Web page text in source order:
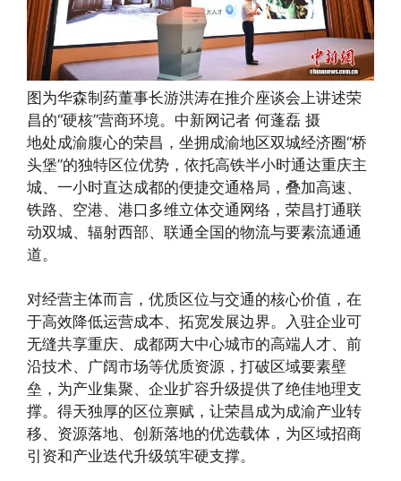
图为华森制药董事长游洪涛在推介座谈会上讲述荣
昌的“硬核”营商环境。中新网记者 何蓬磊 摄
地处成渝腹心的荣昌，坐拥成渝地区双城经济圈“桥
头堡”的独特区位优势，依托高铁半小时通达重庆主
城、一小时直达成都的便捷交通格局，叠加高速、
铁路、空港、港口多维立体交通网络，荣昌打通联
动双城、辐射西部、联通全国的物流与要素流通通
道。
对经营主体而言，优质区位与交通的核心价值，在
于高效降低运营成本、拓宽发展边界。入驻企业可
无缝共享重庆、成都两大中心城市的高端人才、前
沿技术、广阔市场等优质资源，打破区域要素壁
垒，为产业集聚、企业扩容升级提供了绝佳地理支
撑。得天独厚的区位禀赋，让荣昌成为成渝产业转
移、资源落地、创新落地的优选载体，为区域招商
引资和产业迭代升级筑牢硬支撑。